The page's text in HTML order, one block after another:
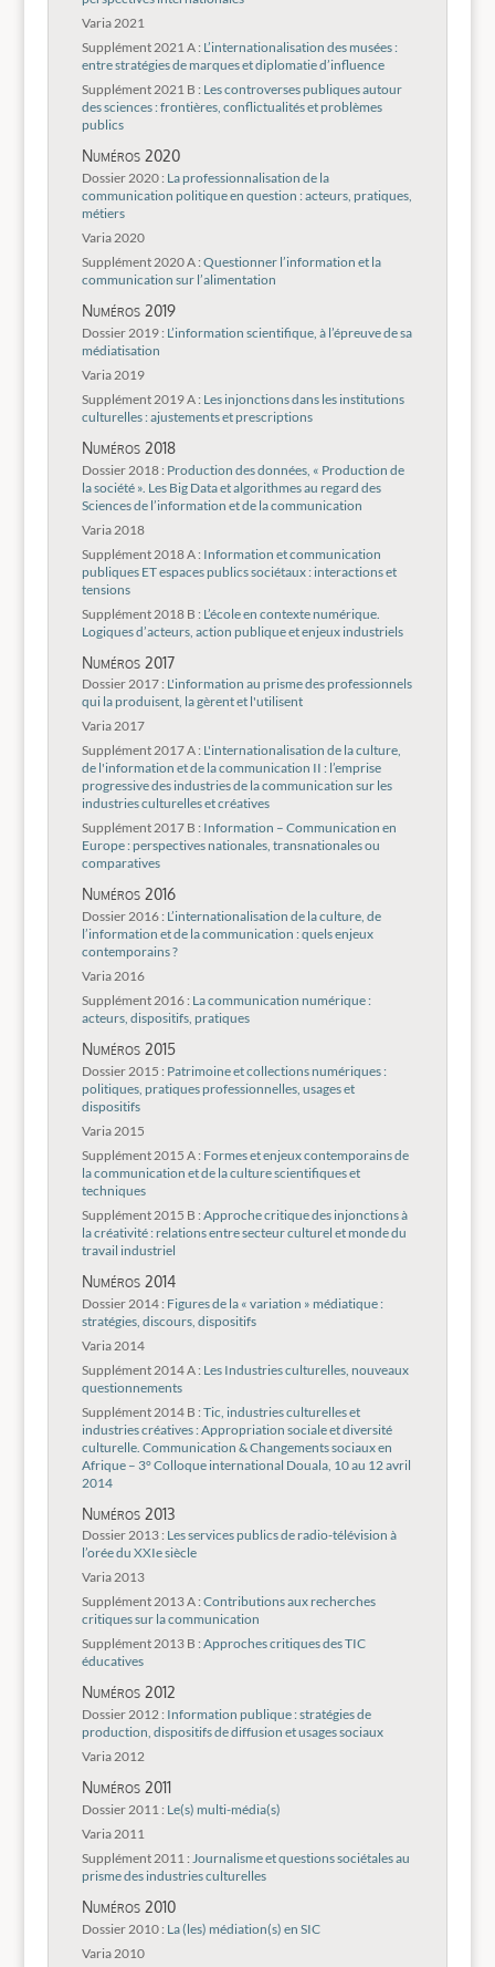
Varia 2021
Supplément 2021 A : L’internationalisation des musées :
entre stratégies de marques et diplomatie d’influence
Supplément 2021 B : Les controverses publiques autour
des sciences : frontières, conflictualités et problèmes
publics
Numéros 2020
Dossier 2020 : La professionnalisation de la
communication politique en question : acteurs, pratiques,
métiers
Varia 2020
Supplément 2020 A : Questionner l’information et la
communication sur l’alimentation
Numéros 2019
Dossier 2019 : L’information scientifique, à l’épreuve de sa
médiatisation
Varia 2019
Supplément 2019 A : Les injonctions dans les institutions
culturelles : ajustements et prescriptions
Numéros 2018
Dossier 2018 : Production des données, « Production de
la société ». Les Big Data et algorithmes au regard des
Sciences de l’information et de la communication
Varia 2018
Supplément 2018 A : Information et communication
publiques ET espaces publics sociétaux : interactions et
tensions
Supplément 2018 B : L’école en contexte numérique.
Logiques d’acteurs, action publique et enjeux industriels
Numéros 2017
Dossier 2017 : L'information au prisme des professionnels
qui la produisent, la gèrent et l'utilisent
Varia 2017
Supplément 2017 A : L'internationalisation de la culture,
de l'information et de la communication II : l’emprise
progressive des industries de la communication sur les
industries culturelles et créatives
Supplément 2017 B : Information – Communication en
Europe : perspectives nationales, transnationales ou
comparatives
Numéros 2016
Dossier 2016 : L’internationalisation de la culture, de
l’information et de la communication : quels enjeux
contemporains ?
Varia 2016
Supplément 2016 : La communication numérique :
acteurs, dispositifs, pratiques
Numéros 2015
Dossier 2015 : Patrimoine et collections numériques :
politiques, pratiques professionnelles, usages et
dispositifs
Varia 2015
Supplément 2015 A : Formes et enjeux contemporains de
la communication et de la culture scientifiques et
techniques
Supplément 2015 B : Approche critique des injonctions à
la créativité : relations entre secteur culturel et monde du
travail industriel
Numéros 2014
Dossier 2014 : Figures de la « variation » médiatique :
stratégies, discours, dispositifs
Varia 2014
Supplément 2014 A : Les Industries culturelles, nouveaux
questionnements
Supplément 2014 B : Tic, industries culturelles et
industries créatives : Appropriation sociale et diversité
culturelle. Communication & Changements sociaux en
Afrique – 3° Colloque international Douala, 10 au 12 avril
2014
Numéros 2013
Dossier 2013 : Les services publics de radio-télévision à
l’orée du XXIe siècle
Varia 2013
Supplément 2013 A : Contributions aux recherches
critiques sur la communication
Supplément 2013 B : Approches critiques des TIC
éducatives
Numéros 2012
Dossier 2012 : Information publique : stratégies de
production, dispositifs de diffusion et usages sociaux
Varia 2012
Numéros 2011
Dossier 2011 : Le(s) multi-média(s)
Varia 2011
Supplément 2011 : Journalisme et questions sociétales au
prisme des industries culturelles
Numéros 2010
Dossier 2010 : La (les) médiation(s) en SIC
Varia 2010